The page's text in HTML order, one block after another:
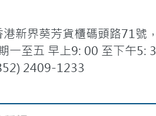
界葵芳貨櫃碼頭路71號，
一至五 早上9: 00 至下午5:
2409-1233